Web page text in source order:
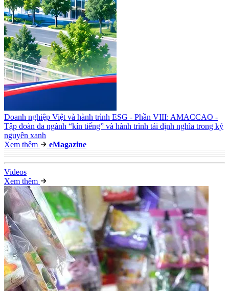
Doanh nghiệp Việt và hành trình ESG - Phần VIII: AMACCAO -
Tập đoàn đa ngành “kín tiếng” và hành trình tái định nghĩa trong kỷ
nguyên xanh
Xem thêm
eMagazine
Videos
Xem thêm